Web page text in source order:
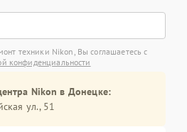
техники Nikon, Вы соглашаетесь с
конфиденциальности
Nikon в Донецке:
ул., 51